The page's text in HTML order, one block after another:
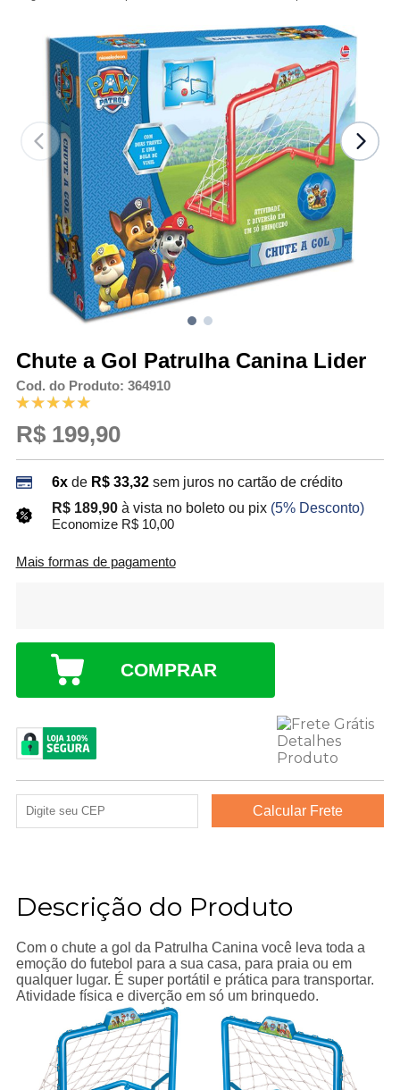
Chute a Gol Patrulha Canina Lider
Cod. do Produto: 364910
R$ 199,90
6xde R$ 33,32 sem juros no cartão de crédito
R$ 189,90 à vista no boleto ou pix (5% Desconto)
Economize R$ 10,00
Mais formas de pagamento
COMPRAR
Descrição do Produto
Com o chute a gol da Patrulha Canina você leva toda a
emoção do futebol para a sua casa, para praia ou em
qualquer lugar. É super portátil e prática para transportar.
Atividade física e diverção em só um brinquedo.